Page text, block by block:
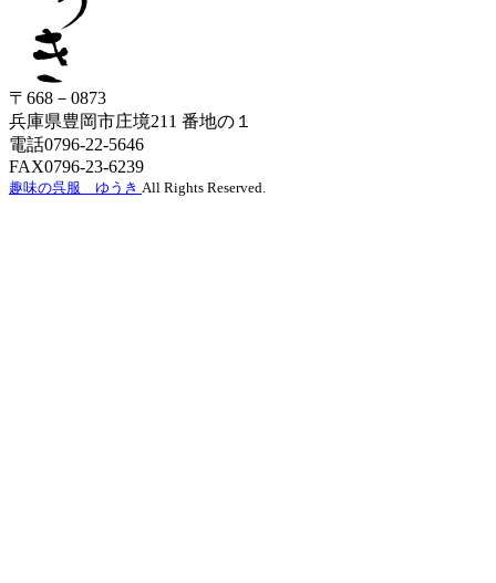
〒668－0873
兵庫県豊岡市庄境211 番地の１
電話0796-22-5646
FAX0796-23-6239
趣味の呉服 ゆうき All Rights Reserved.